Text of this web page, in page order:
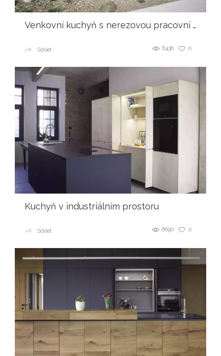
Venkovní kuchyň s nerezovou pracovní deskou
0
8438
Sdílet
Kuchyň v industriálním prostoru
0
6690
Sdílet